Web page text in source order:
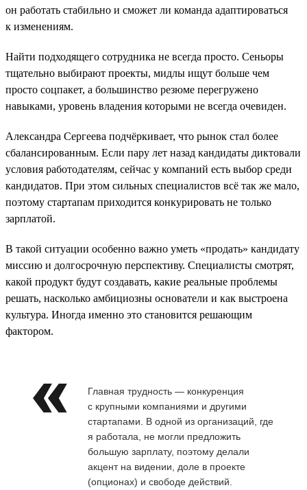
он работать стабильно и сможет ли команда адаптироваться
к изменениям.
Найти подходящего сотрудника не всегда просто. Сеньоры
тщательно выбирают проекты, мидлы ищут больше чем
просто соцпакет, а большинство резюме перегружено
навыками, уровень владения которыми не всегда очевиден.
Александра Сергеева подчёркивает, что рынок стал более
сбалансированным. Если пару лет назад кандидаты диктовали
условия работодателям, сейчас у компаний есть выбор среди
кандидатов. При этом сильных специалистов всё так же мало,
поэтому стартапам приходится конкурировать не только
зарплатой.
В такой ситуации особенно важно уметь «продать» кандидату
миссию и долгосрочную перспективу. Специалисты смотрят,
какой продукт будут создавать, какие реальные проблемы
решать, насколько амбициозны основатели и как выстроена
культура. Иногда именно это становится решающим
фактором.
Главная трудность — конкуренция
с крупными компаниями и другими
стартапами. В одной из организаций, где
я работала, не могли предложить
большую зарплату, поэтому делали
акцент на видении, доле в проекте
(опционах) и свободе действий.